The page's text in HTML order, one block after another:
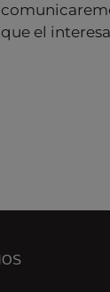
que el